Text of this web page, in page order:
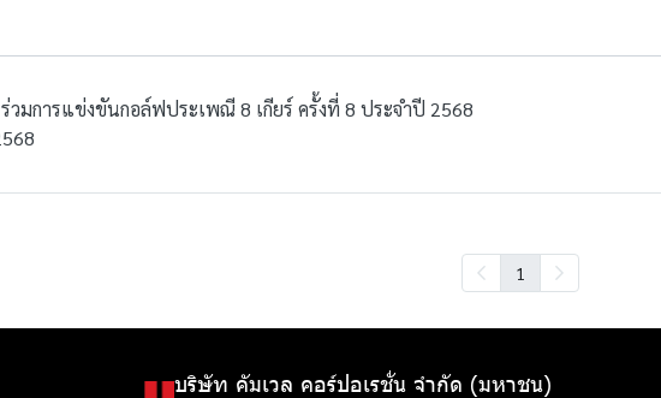
วมการแข่งขันกอล์ฟประเพณี 8 เกียร์ ครั้งที่ 8 ประจำปี 2568
1
บริษัท คัมเวล คอร์ปอเรชั่น จำกัด (มหาชน)